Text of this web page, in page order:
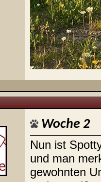
Woche 2
Nun ist
und man
gewohnten